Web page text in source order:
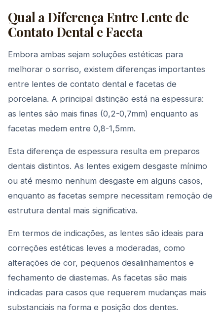
Qual a Diferença Entre Lente de
Contato Dental e Faceta
Embora ambas sejam soluções estéticas para
melhorar o sorriso, existem diferenças importantes
entre lentes de contato dental e facetas de
porcelana. A principal distinção está na espessura:
as lentes são mais finas (0,2-0,7mm) enquanto as
facetas medem entre 0,8-1,5mm.
Esta diferença de espessura resulta em preparos
dentais distintos. As lentes exigem desgaste mínimo
ou até mesmo nenhum desgaste em alguns casos,
enquanto as facetas sempre necessitam remoção de
estrutura dental mais significativa.
Em termos de indicações, as lentes são ideais para
correções estéticas leves a moderadas, como
alterações de cor, pequenos desalinhamentos e
fechamento de diastemas. As facetas são mais
indicadas para casos que requerem mudanças mais
substanciais na forma e posição dos dentes.